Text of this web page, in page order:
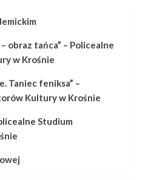
obraz tańca” – Policealne
w Krośnie
Taniec feniksa” –
Kultury w Krośnie
Studium